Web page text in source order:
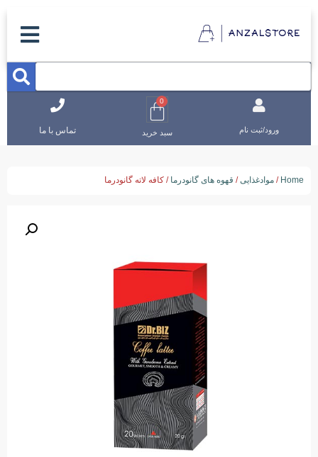
ورود/ثبت نام
0
سبد خرید تماس با ما
Home
/ موادغذایی/ قهوه های گانودرما / کافه لاته گانودرما